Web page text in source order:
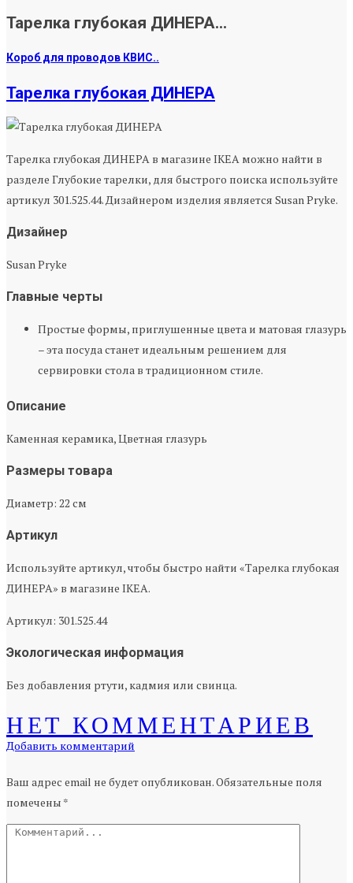
Тарелка глубокая ДИНЕРА...
Короб для проводов КВИС..
Тарелка глубокая ДИНЕРА
Тарелка глубокая ДИНЕРА в магазине IKEA можно найти в
разделе Глубокие тарелки, для быстрого поиска используйте
артикул 301.525.44. Дизайнером изделия является Susan Pryke.
Дизайнер
Susan Pryke
Главные черты
Простые формы, приглушенные цвета и матовая глазурь
– эта посуда станет идеальным решением для
сервировки стола в традиционном стиле.
Описание
Каменная керамика, Цветная глазурь
Размеры товара
Диаметр: 22 см
Артикул
Используйте артикул, чтобы быстро найти «Тарелка глубокая
ДИНЕРА» в магазине IKEA.
Артикул: 301.525.44
Экологическая информация
Без добавления ртути, кадмия или свинца.
НЕТ КОММЕНТАРИЕВ
Добавить комментарий
Ваш адрес email не будет опубликован.Обязательные поля
помечены *